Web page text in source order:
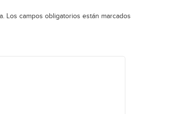
Los campos obligatorios están marcados